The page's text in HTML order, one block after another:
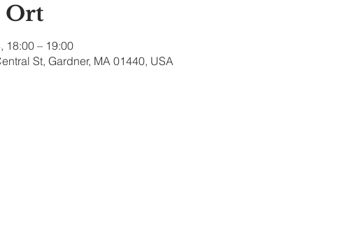
Ort
18:00 – 19:00
St, Gardner, MA 01440, USA